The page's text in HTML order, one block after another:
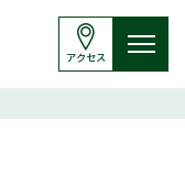
アクセス